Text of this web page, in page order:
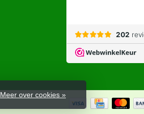
Meer over cookies »